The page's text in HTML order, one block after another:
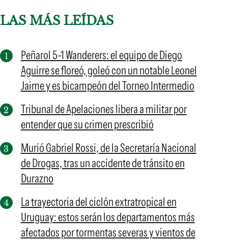
LAS MÁS LEÍDAS
Peñarol 5-1 Wanderers: el equipo de Diego
Aguirre se floreó, goleó con un notable Leonel
Jaime y es bicampeón del Torneo Intermedio
Tribunal de Apelaciones libera a militar por
entender que su crimen prescribió
Murió Gabriel Rossi, de la Secretaría Nacional
de Drogas, tras un accidente de tránsito en
Durazno
La trayectoria del ciclón extratropical en
Uruguay: estos serán los departamentos más
afectados por tormentas severas y vientos de